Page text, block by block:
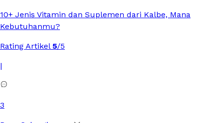
10+ Jenis Vitamin dan Suplemen dari Kalbe, Mana
Kebutuhanmu?
Rating Artikel 5/5
|
3